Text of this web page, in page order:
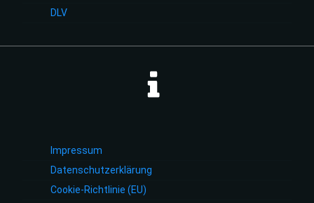
DLV
Impressum
Datenschutzerklärung
Cookie-Richtlinie (EU)